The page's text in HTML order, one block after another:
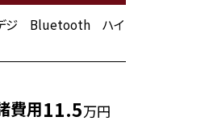
デジ Bluetooth ハイ
費用11.5万円